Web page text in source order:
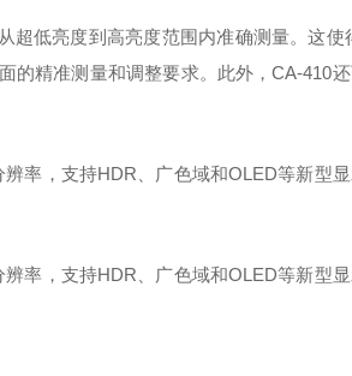
低亮度到高亮度范围内准确测量。这使
的精准测量和调整要求。此外，CA-410
率，支持HDR、广色域和OLED等新型
率，支持HDR、广色域和OLED等新型